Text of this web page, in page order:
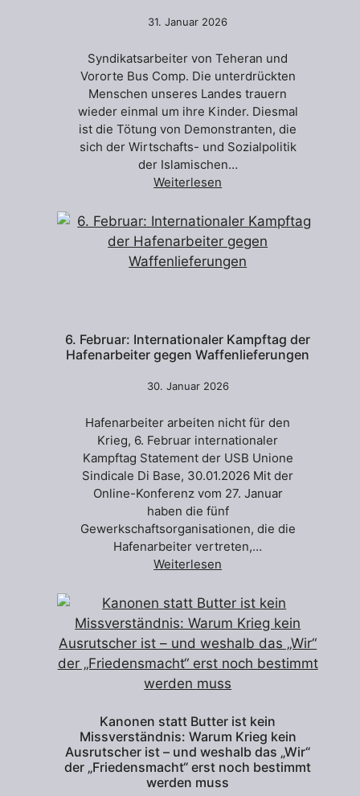
31. Januar 2026
Syndikatsarbeiter von Teheran und
Vororte Bus Comp. Die unterdrückten
Menschen unseres Landes trauern
wieder einmal um ihre Kinder. Diesmal
ist die Tötung von Demonstranten, die
sich der Wirtschafts- und Sozialpolitik
der Islamischen…
Weiterlesen
6. Februar: Internationaler Kampftag der
Hafenarbeiter gegen Waffenlieferungen
30. Januar 2026
Hafenarbeiter arbeiten nicht für den
Krieg, 6. Februar internationaler
Kampftag Statement der USB Unione
Sindicale Di Base, 30.01.2026 Mit der
Online-Konferenz vom 27. Januar
haben die fünf
Gewerkschaftsorganisationen, die die
Hafenarbeiter vertreten,…
Weiterlesen
Kanonen statt Butter ist kein
Missverständnis: Warum Krieg kein
Ausrutscher ist – und weshalb das „Wir“
der „Friedensmacht“ erst noch bestimmt
werden muss